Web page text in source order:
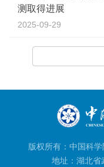
测取得进展
2025-09-29
版权所有：中国科
地址：湖北省